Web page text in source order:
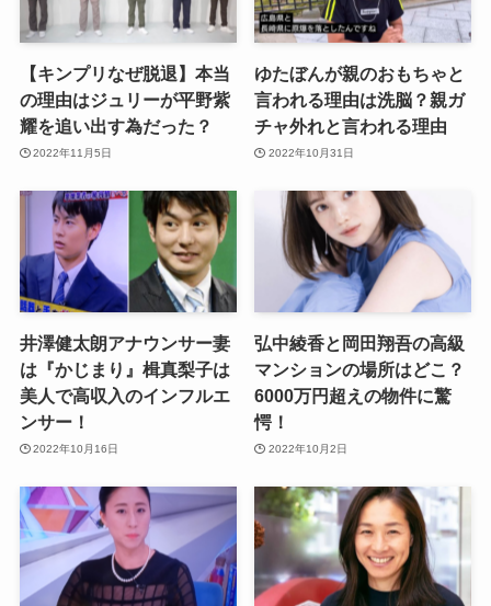
【キンプリなぜ脱退】本当
の理由はジュリーが平野紫
耀を追い出す為だった？
2022年11月5日
ゆたぼんが親のおもちゃと
言われる理由は洗脳？親ガ
チャ外れと言われる理由
2022年10月31日
井澤健太朗アナウンサー妻
は『かじまり』楫真梨子は
美人で高収入のインフルエ
ンサー！
2022年10月16日
弘中綾香と岡田翔吾の高級
マンションの場所はどこ？
6000万円超えの物件に驚
愕！
2022年10月2日